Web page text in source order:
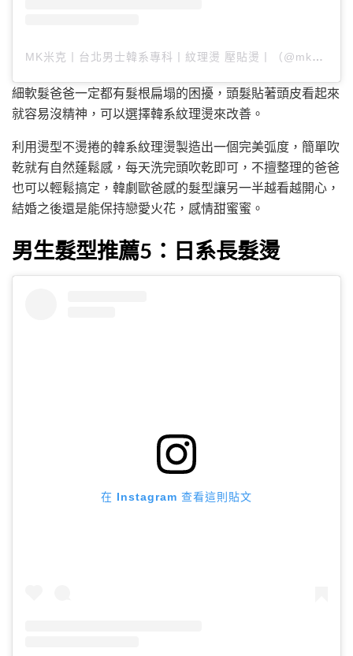
MK米克丨台北男士韓系專科丨紋理燙 壓貼燙丨（@mk_hair_7）分享的貼文
細軟髮爸爸一定都有髮根扁塌的困擾，頭髮貼著頭皮看起來
就容易沒精神，可以選擇韓系紋理燙來改善。
利用燙型不燙捲的韓系紋理燙製造出一個完美弧度，簡單吹
乾就有自然蓬鬆感，每天洗完頭吹乾即可，不擅整理的爸爸
也可以輕鬆搞定，韓劇歐爸感的髮型讓另一半越看越開心，
結婚之後還是能保持戀愛火花，感情甜蜜蜜。
男生髮型推薦5：日系長髮燙
在 Instagram 查看這則貼文